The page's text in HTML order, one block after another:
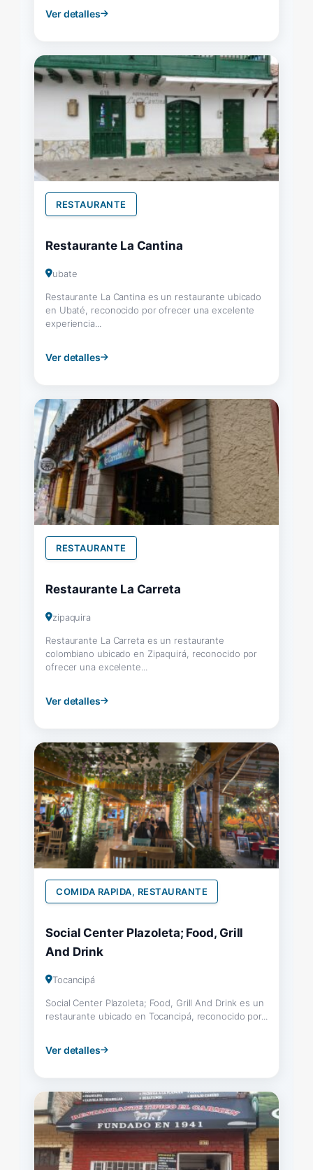
Ver detalles
RESTAURANTE
Restaurante La Cantina
ubate
Restaurante La Cantina es un restaurante ubicado
en Ubaté, reconocido por ofrecer una excelente
experiencia...
Ver detalles
RESTAURANTE
Restaurante La Carreta
zipaquira
Restaurante La Carreta es un restaurante
colombiano ubicado en Zipaquirá, reconocido por
ofrecer una excelente...
Ver detalles
COMIDA RAPIDA, RESTAURANTE
Social Center Plazoleta; Food, Grill
And Drink
Tocancipá
Social Center Plazoleta; Food, Grill And Drink es un
restaurante ubicado en Tocancipá, reconocido por...
Ver detalles